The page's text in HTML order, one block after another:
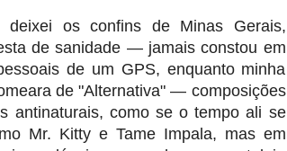
deixei os confins de Minas Gerais,
de sanidade — jamais constou em
de um GPS, enquanto minha
de "Alternativa" — composições
antinaturais, como se o tempo ali se
Mr. Kitty e Tame Impala, mas em